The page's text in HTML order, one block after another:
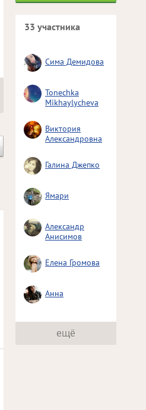
33 участника
Сима Демидова
Tonechka
Mikhaylycheva
Виктория
Александровна
Галина Джепко
Ямари
Александр
Анисимов
Елена Громова
Анна
ещё